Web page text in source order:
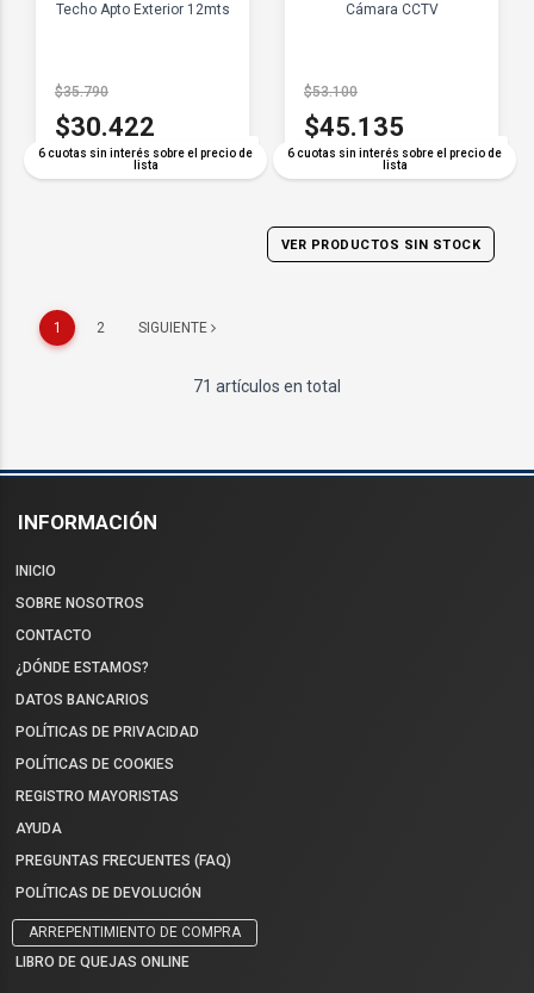
Techo Apto Exterior 12mts
6 cuotas sin interés sobre el precio de
lista
$35.790
$30.422
COMPARAR
Cámara CCTV
6 cuotas sin interés sobre el precio de
lista
$53.100
$45.135
COMPARAR
VER PRODUCTOS SIN STOCK
1 2 SIGUIENTE
71 artículos en total
INFORMACIÓN
INICIO
SOBRE NOSOTROS
CONTACTO
¿DÓNDE ESTAMOS?
DATOS BANCARIOS
POLÍTICAS DE PRIVACIDAD
POLÍTICAS DE COOKIES
REGISTRO MAYORISTAS
AYUDA
PREGUNTAS FRECUENTES (FAQ)
POLÍTICAS DE DEVOLUCIÓN
ARREPENTIMIENTO DE COMPRA
LIBRO DE QUEJAS ONLINE